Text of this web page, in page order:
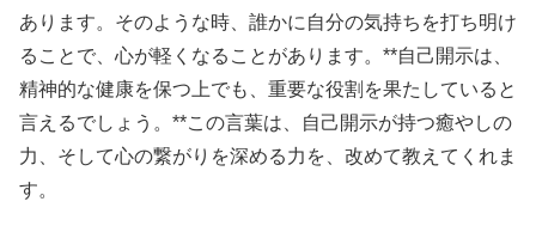
あります。そのような時、誰かに自分の気持ちを打ち明け
ることで、心が軽くなることがあります。**自己開示は、
精神的な健康を保つ上でも、重要な役割を果たしていると
言えるでしょう。**この言葉は、自己開示が持つ癒やしの
力、そして心の繋がりを深める力を、改めて教えてくれま
す。